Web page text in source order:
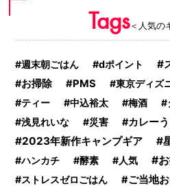
Tags＜人気の
週末朝ごはん dポイント
お掃除 PMS 東京ディズ
ティー
中込裕太 梅酒
浅見れいな
災害 カレー
2023年新作キャンプギア
ハンカチ 酵素 人気
ストレスゼロごはん ご当地